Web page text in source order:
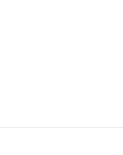
容